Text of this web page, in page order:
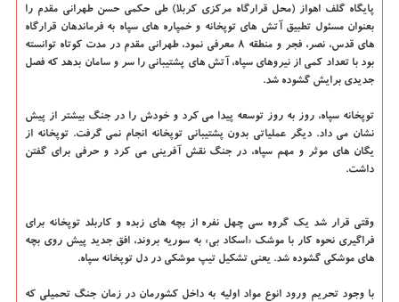
پایگاه گلف اهواز (محل قرارگاه مرکزی کربلا) طی حکمی حسن طهرانی مقدم را
بعنوان مسئول تطبیق آتش های توپخانه و خمپاره های سپاه به فرماندهان قرارگاه
های قدس، نصر، فجر و منطقه ۸ معرفی نمود، طهرانی مقدم در مدت کوتاه توانسته
بود با تعداد کمی از نیروهای سپاه، آتش های پشتیبانی را سر و سامان بدهد که فصل
جدیدی برایش گشوده شد.
توپخانه سپاه، روز به روز توسعه پیدا می کرد و خودش را در جنگ بیشتر از پیش
نشان می داد. دیگر عملیاتی بدون پشتیبانی توپخانه انجام نمی گرفت. توپخانه از
یگان های موثر و مهم سپاه، در جنگ نقش آفرینی می کرد و حرفی برای گفتن
داشت.
وقتی قرار شد یک گروه سی چهل نفره از بچه های زبده و کاربلد توپخانه برای
فراگیری نحوه کار با موشک «اسکاد بی» به سوریه بروند، افق جدید پیش روی بچه
های موشکی گشوده شد. یعنی تشکیل تیپ موشکی در دل توپخانه سپاه.
با وجود تحریم ورود انوع مواد اولیه به داخل کشورمان در زمان جنگ تحمیلی که